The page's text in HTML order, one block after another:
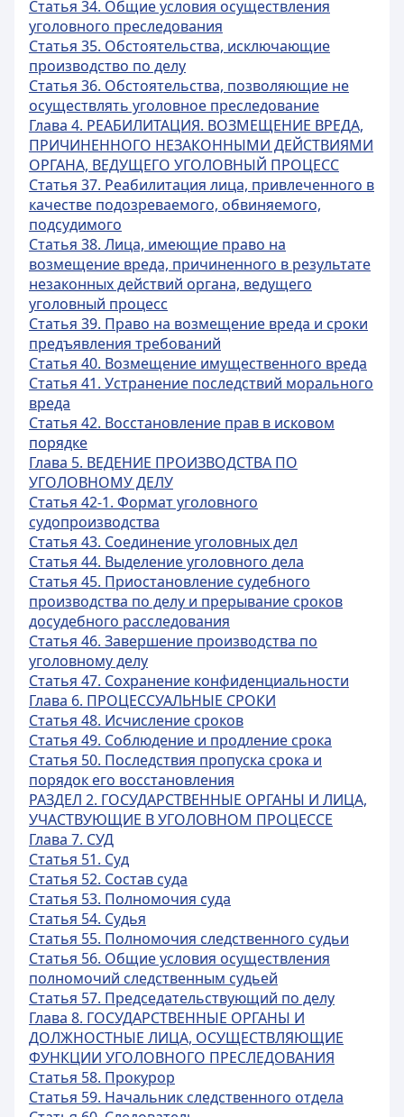
Статья 34. Общие условия осуществления
уголовного преследования
Статья 35. Обстоятельства, исключающие
производство по делу
Статья 36. Обстоятельства, позволяющие не
осуществлять уголовное преследование
Глава 4. РЕАБИЛИТАЦИЯ. ВОЗМЕЩЕНИЕ ВРЕДА,
ПРИЧИНЕННОГО НЕЗАКОННЫМИ ДЕЙСТВИЯМИ
ОРГАНА, ВЕДУЩЕГО УГОЛОВНЫЙ ПРОЦЕСС
Статья 37. Реабилитация лица, привлеченного в
качестве подозреваемого, обвиняемого,
подсудимого
Статья 38. Лица, имеющие право на
возмещение вреда, причиненного в результате
незаконных действий органа, ведущего
уголовный процесс
Статья 39. Право на возмещение вреда и сроки
предъявления требований
Статья 40. Возмещение имущественного вреда
Статья 41. Устранение последствий морального
вреда
Статья 42. Восстановление прав в исковом
порядке
Глава 5. ВЕДЕНИЕ ПРОИЗВОДСТВА ПО
УГОЛОВНОМУ ДЕЛУ
Статья 42-1. Формат уголовного
судопроизводства
Статья 43. Соединение уголовных дел
Статья 44. Выделение уголовного дела
Статья 45. Приостановление судебного
производства по делу и прерывание сроков
досудебного расследования
Статья 46. Завершение производства по
уголовному делу
Статья 47. Сохранение конфиденциальности
Глава 6. ПРОЦЕССУАЛЬНЫЕ СРОКИ
Статья 48. Исчисление сроков
Статья 49. Соблюдение и продление срока
Статья 50. Последствия пропуска срока и
порядок его восстановления
РАЗДЕЛ 2. ГОСУДАРСТВЕННЫЕ ОРГАНЫ И ЛИЦА,
УЧАСТВУЮЩИЕ В УГОЛОВНОМ ПРОЦЕССЕ
Глава 7. СУД
Статья 51. Суд
Статья 52. Состав суда
Статья 53. Полномочия суда
Статья 54. Судья
Статья 55. Полномочия следственного судьи
Статья 56. Общие условия осуществления
полномочий следственным судьей
Статья 57. Председательствующий по делу
Глава 8. ГОСУДАРСТВЕННЫЕ ОРГАНЫ И
ДОЛЖНОСТНЫЕ ЛИЦА, ОСУЩЕСТВЛЯЮЩИЕ
ФУНКЦИИ УГОЛОВНОГО ПРЕСЛЕДОВАНИЯ
Статья 58. Прокурор
Статья 59. Начальник следственного отдела